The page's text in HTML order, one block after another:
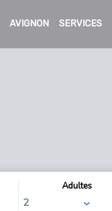
AVIGNON SERVICES
Adultes